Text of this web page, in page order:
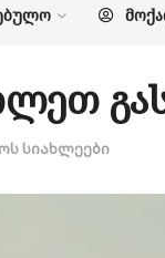
სიახლეები